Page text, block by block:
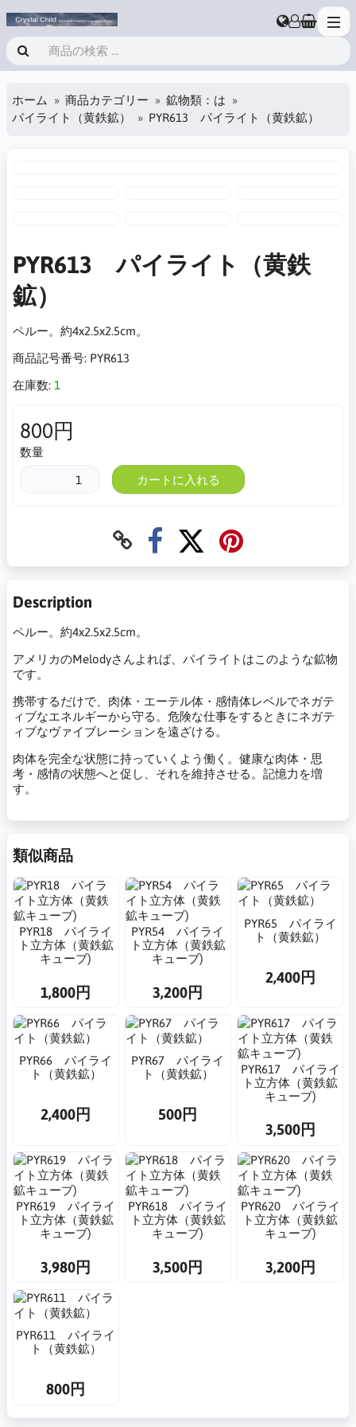
ホーム 商品カテゴリー
鉱物類：は
パイライト（黄鉄鉱）
PYR613 パイライト（黄鉄鉱）
PYR613 パイライト（黄鉄
鉱）
ペルー。約4x2.5x2.5cm。
商品記号番号: PYR613
在庫数: 1
800円
数量
カートに入れる
Description
ペルー。約4x2.5x2.5cm。
アメリカのMelodyさんよれば、パイライトはこのような鉱物
です。
携帯するだけで、肉体・エーテル体・感情体レベルでネガテ
ィブなエネルギーから守る。危険な仕事をするときにネガテ
ィブなヴァイブレーションを遠ざける。
肉体を完全な状態に持っていくよう働く。健康な肉体・思
考・感情の状態へと促し、それを維持させる。記憶力を増
す。
類似商品
PYR18 パイライ
ト立方体（黄鉄鉱
キューブ)
1,800円
PYR54 パイライ
ト立方体（黄鉄鉱
キューブ)
3,200円
PYR65 パイライ
ト（黄鉄鉱）
2,400円
PYR66 パイライ
ト（黄鉄鉱）
2,400円
PYR67 パイライ
ト（黄鉄鉱）
500円
PYR617 パイライ
ト立方体（黄鉄鉱
キューブ)
3,500円
PYR619 パイライ
ト立方体（黄鉄鉱
キューブ)
3,980円
PYR618 パイライ
ト立方体（黄鉄鉱
キューブ)
3,500円
PYR620 パイライ
ト立方体（黄鉄鉱
キューブ)
3,200円
PYR611 パイライ
ト（黄鉄鉱）
800円